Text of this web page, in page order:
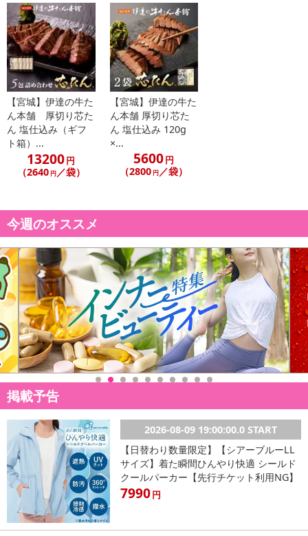
【宮城】伊達の牛た
ん本舗 厚切り芯た
ん 塩仕込み（ギフ
ト箱）...
13200円
（2640 円／袋）
【宮城】伊達の牛た
ん本舗 厚切り芯た
ん 塩仕込み 120g
×...
5600円
（2800 円 ／袋）
今週のオススメ
掲載予告
2026-08-09 19:00:00.0 START
【日替わり数量限定】【シアーブルーLL
サイズ】着た瞬間ひんやり快適 シールド
クールパーカー【先行チケット利用NG】
7990円